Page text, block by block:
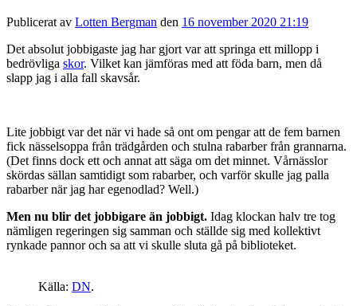
Publicerat av Lotten Bergman den 16 november 2020 21:19
Det absolut jobbigaste jag har gjort var att springa ett millopp i
bedrövliga skor. Vilket kan jämföras med att föda barn, men då
slapp jag i alla fall skavsår.
Lite jobbigt var det när vi hade så ont om pengar att de fem barnen
fick nässelsoppa från trädgården och stulna rabarber från grannarna.
(Det finns dock ett och annat att säga om det minnet. Vårnässlor
skördas sällan samtidigt som rabarber, och varför skulle jag palla
rabarber när jag har egenodlad? Well.)
Men nu blir det jobbigare än jobbigt. Idag klockan halv tre tog
nämligen regeringen sig samman och ställde sig med kollektivt
rynkade pannor och sa att vi skulle sluta gå på biblioteket.
Källa: DN.